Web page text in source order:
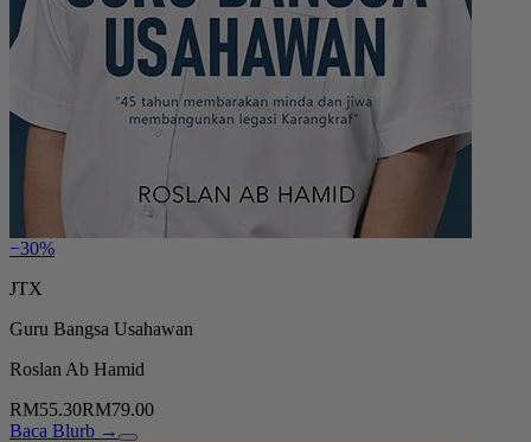
−30%
JTX
Guru Bangsa Usahawan
Roslan Ab Hamid
RM55.30RM79.00
Baca Blurb →